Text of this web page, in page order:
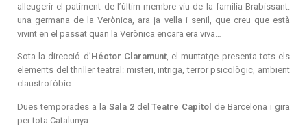
alleugerir el patiment de l’últim membre viu de la familia Brabissant:
una germana de la Verònica, ara ja vella i senil, que creu que està
vivint en el passat quan la Verònica encara era viva…
Sota la direcció d’Héctor Claramunt, el muntatge presenta tots els
elements del thriller teatral: misteri, intriga, terror psicològic, ambient
claustrofòbic.
Dues temporades a la Sala 2delTeatre Capitol de Barcelona i gira
per tota Catalunya.